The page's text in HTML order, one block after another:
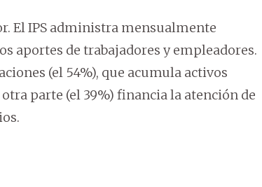
El IPS administra mensualmente
aportes de trabajadores y empleadores.
(el 54%), que acumula activos
parte (el 39%) financia la atención de